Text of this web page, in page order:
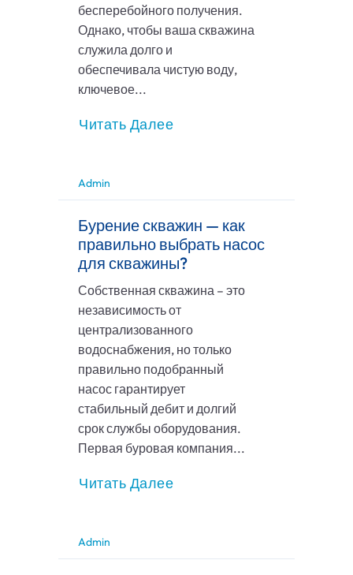
бесперебойного получения.
Однако, чтобы ваша скважина
служила долго и
обеспечивала чистую воду,
ключевое...
Читать Далее
Admin
Бурение скважин — как
правильно выбрать насос
для скважины?
Собственная скважина – это
независимость от
централизованного
водоснабжения, но только
правильно подобранный
насос гарантирует
стабильный дебит и долгий
срок службы оборудования.
Первая буровая компания...
Читать Далее
Admin